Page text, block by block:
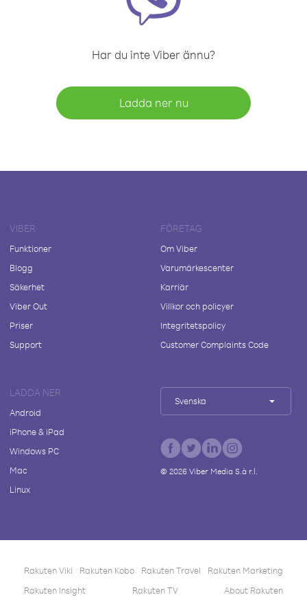
Har du inte Viber ännu?
Ladda ner nu
VIBER
Funktioner
Blogg
Säkerhet
Viber Out
Priser
Support
FÖRETAG
Om Viber
Varumärkescenter
Karriär
Villkor och policyer
Integritetspolicy
Customer Complaints Code
LADDA NER
Android
iPhone & iPad
Windows PC
Mac
Linux
Svenska
© 2026Viber Media S.à r.l.
Rakuten Viki Rakuten Kobo Rakuten Travel
Rakuten Marketing
Rakuten Insight
Rakuten TV About Rakuten